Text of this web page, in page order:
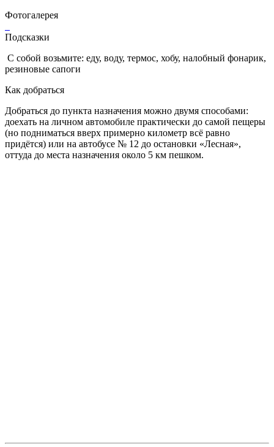
Фотогалерея
Подсказки
С собой возьмите: еду, воду, термос, хобу, налобный фонарик,
резиновые сапоги
Как добраться
Добраться до пункта назначения можно двумя способами:
доехать на личном автомобиле практически до самой пещеры
(но подниматься вверх примерно километр всё равно
придётся) или на автобусе № 12 до остановки «Лесная»,
оттуда до места назначения около 5 км пешком.